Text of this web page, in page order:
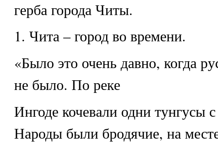
герба города Читы.
1. Чита – город во времени.
«Было это очень давно, когда
не было. По реке
Ингоде кочевали одни тунгусы
Народы были бродячие, на